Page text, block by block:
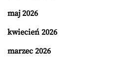
maj 2026
kwiecień 2026
marzec 2026